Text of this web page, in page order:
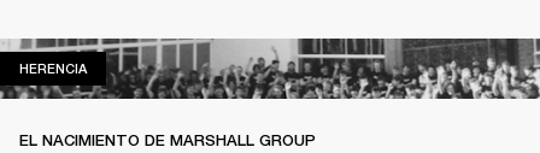
HERENCIAHERENCIA
EL NACIMIENTO DE MARSHALL GROUP